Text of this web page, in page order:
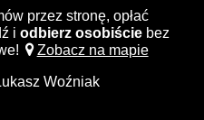
przez stronę, opłać
i odbierz osobiście bez
Zobacz na mapie
Woźniak